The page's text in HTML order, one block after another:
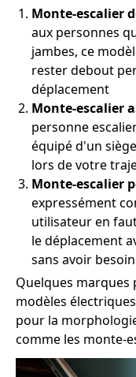
Monte-escalier
aux personnes
jambes, ce
rester debout
déplacement
Monte-escalier
personne
équipé d'un
lors de votre
Monte-escalier
expressément
utilisateur en
le déplacement
sans avoir
Quelques marques
modèles
pour la
comme les monte-